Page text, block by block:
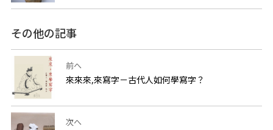
その他の記事
前へ
來來來,來寫字－古代人如何學寫字？
次へ